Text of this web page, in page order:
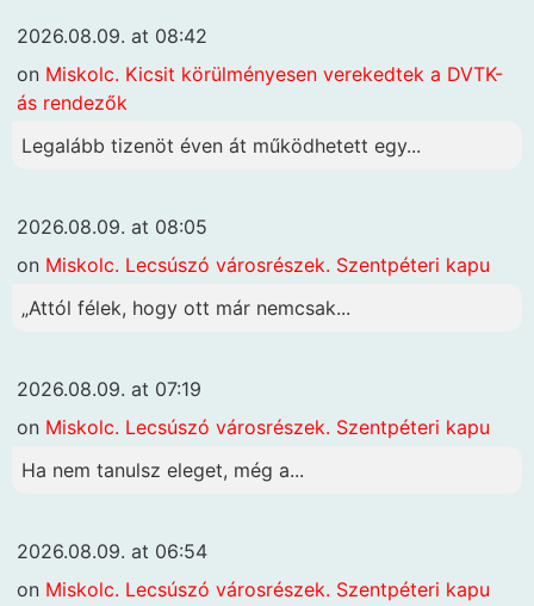
2026.08.09. at 08:42
on Miskolc. Kicsit körülményesen verekedtek a DVTK-
ás rendezők
Legalább tizenöt éven át működhetett egy...
2026.08.09. at 08:05
on Miskolc. Lecsúszó városrészek. Szentpéteri kapu
„Attól félek, hogy ott már nemcsak...
2026.08.09. at 07:19
on Miskolc. Lecsúszó városrészek. Szentpéteri kapu
Ha nem tanulsz eleget, még a...
2026.08.09. at 06:54
on Miskolc. Lecsúszó városrészek. Szentpéteri kapu